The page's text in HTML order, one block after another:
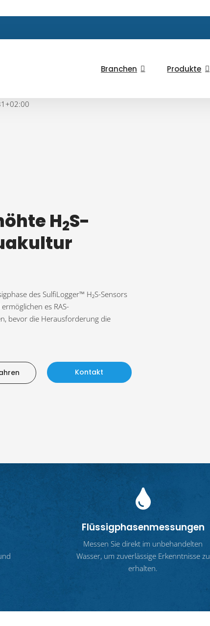
Branchen Produkte
H2S-
des SulfiLogger™ H₂S-Sensors
es RAS-
bevor die Herausforderung die
Kontakt
Flüssigphasenmessungen
Messen Sie direkt im unbehandelten
Wasser, um zuverlässige Erkenntnisse zu
erhalten.